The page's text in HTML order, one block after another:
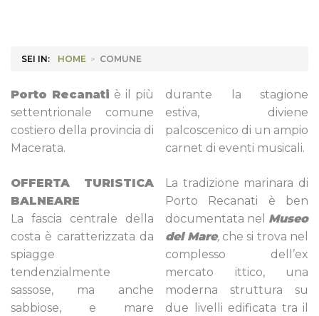
SEI IN: HOME > COMUNE
Porto Recanati è il più
settentrionale comune
costiero della provincia di
Macerata.
OFFERTA TURISTICA
BALNEARE
La fascia centrale della
costa è caratterizzata da
spiagge
tendenzialmente
sassose, ma anche
sabbiose, e mare
durante la stagione
estiva, diviene
palcoscenico di un ampio
carnet di eventi musicali.
La tradizione marinara di
Porto Recanati è ben
documentata nel Museo
del Mare, che si trova nel
complesso dell’ex
mercato ittico, una
moderna struttura su
due livelli edificata tra il